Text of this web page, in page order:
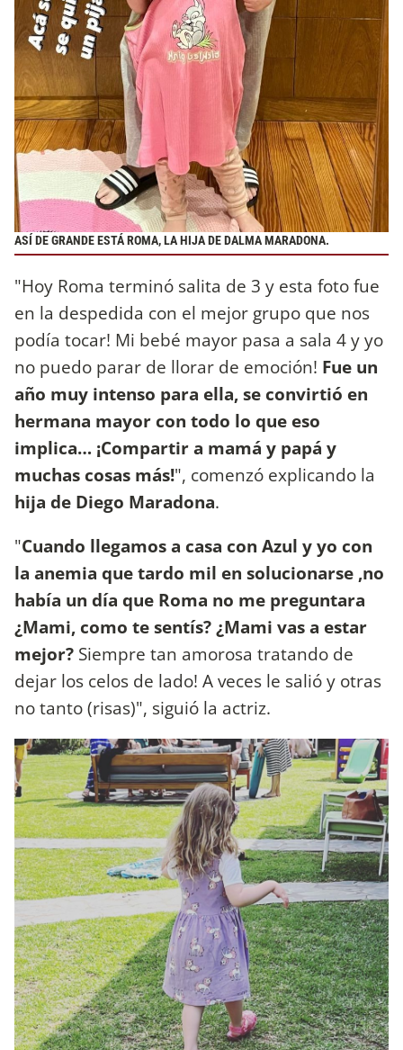
ASÍ DE GRANDE ESTÁ ROMA, LA HIJA DE DALMA MARADONA.
"Hoy Roma terminó salita de 3 y esta foto fue
en la despedida con el mejor grupo que nos
podía tocar! Mi bebé mayor pasa a sala 4 y yo
no puedo parar de llorar de emoción! Fue un
año muy intenso para ella, se convirtió en
hermana mayor con todo lo que eso
implica… ¡Compartir a mamá y papá y
muchas cosas más!", comenzó explicando la
hija de Diego Maradona.
"Cuando llegamos a casa con Azul y yo con
la anemia que tardo mil en solucionarse ,no
había un día que Roma no me preguntara
¿Mami, como te sentís? ¿Mami vas a estar
mejor? Siempre tan amorosa tratando de
dejar los celos de lado! A veces le salió y otras
no tanto (risas)", siguió la actriz.